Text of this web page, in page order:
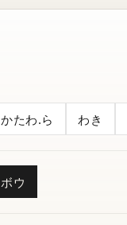
かたわ.ら わき
ボウ